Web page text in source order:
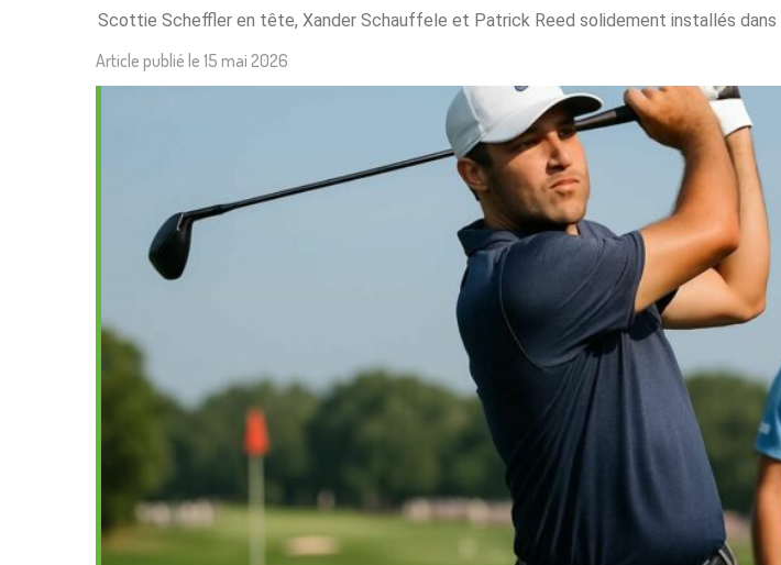
Scottie Scheffler en tête, Xander Schauffele et Patrick Reed solidement installés dans
Article publié le 15 mai 2026